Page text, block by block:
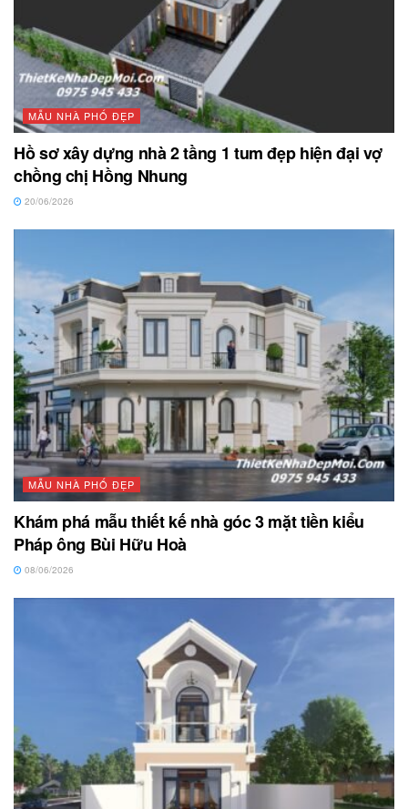
MẪU NHÀ PHỐ ĐẸP
Hồ sơ xây dựng nhà 2 tầng 1 tum đẹp hiện đại vợ
chồng chị Hồng Nhung
20/06/2026
MẪU NHÀ PHỐ ĐẸP
Khám phá mẫu thiết kế nhà góc 3 mặt tiền kiểu
Pháp ông Bùi Hữu Hoà
08/06/2026